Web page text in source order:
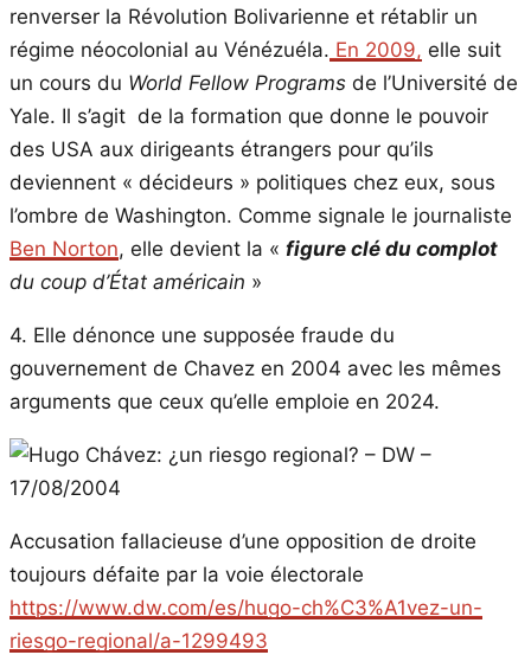
renverser la Révolution Bolivarienne et rétablir un
régime néocolonial au Vénézuéla. En 2009, elle suit
un cours du World Fellow Programs de l’Université de
Yale. Il s’agit de la formation que donne le pouvoir
des USA aux dirigeants étrangers pour qu’ils
deviennent « décideurs » politiques chez eux, sous
l’ombre de Washington. Comme signale le journaliste
Ben Norton, elle devient la « figure clé du complot
du coup d’État américain »
4. Elle dénonce une supposée fraude du
gouvernement de Chavez en 2004 avec les mêmes
arguments que ceux qu’elle emploie en 2024.
Accusation fallacieuse d’une opposition de droite
toujours défaite par la voie électorale
https://www.dw.com/es/hugo-ch%C3%A1vez-un-
riesgo-regional/a-1299493